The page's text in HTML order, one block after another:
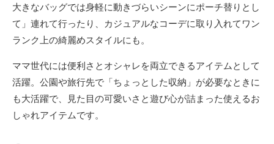
大きなバッグでは身軽に動きづらいシーンにポーチ替りとし
て」連れて行ったり、カジュアルなコーデに取り入れてワン
ランク上の綺麗めスタイルにも。
ママ世代には便利さとオシャレを両立できるアイテムとして
活躍。公園や旅行先で「ちょっとした収納」が必要なときに
も大活躍で、見た目の可愛いさと遊び心が詰まった使えるお
しゃれアイテムです。